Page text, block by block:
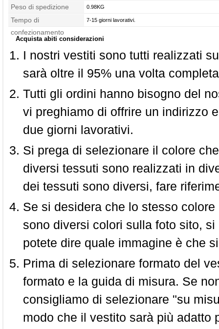
Peso di spedizione 0.98KG
Tempo di
confezionamento
7-15 giorni lavorativi.
Acquista abiti considerazioni
I nostri vestiti sono tutti realizzati
sarà oltre il 95% una volta
Tutti gli ordini hanno bisogno del
vi preghiamo di offrire un indirizzo
due giorni lavorativi.
Si prega di selezionare il colore
diversi tessuti sono realizzati in
dei tessuti sono diversi, fare
Se si desidera che lo stesso
sono diversi colori sulla foto sito,
potete dire quale immagine è che
Prima di selezionare formato del
formato e la guida di misura. Se
consigliamo di selezionare "su
modo che il vestito sarà più adatto